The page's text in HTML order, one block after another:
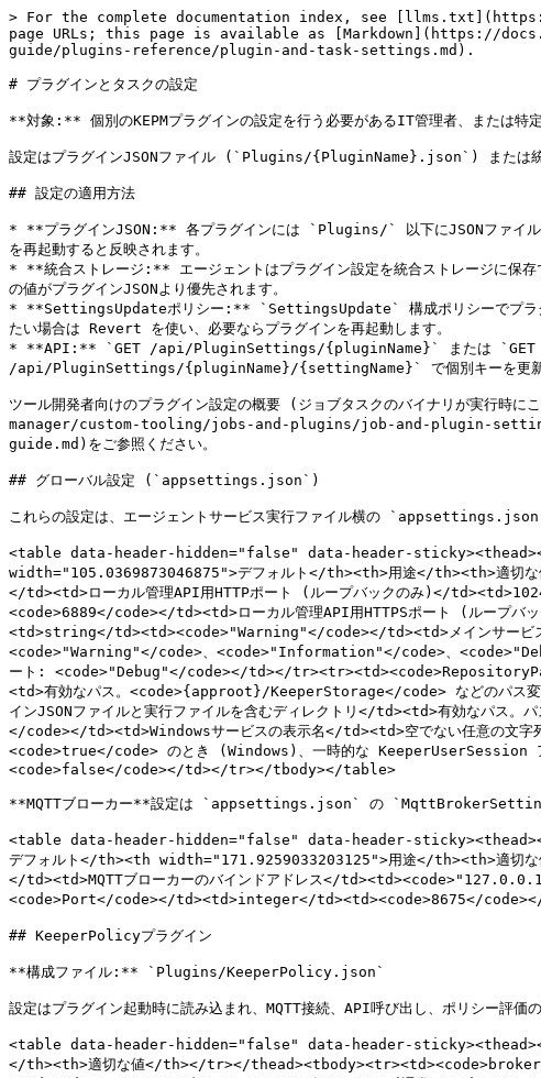
> For the complete documentation index, see [llms.txt](https://docs.keeper.io/llms.txt). Markdown versions of documentation pages are available by appending `.md` to page URLs; this page is available as [Markdown](https://docs.keeper.io/keeperpam/jp/endpoint-privilege-manager/custom-tooling/jobs-and-plugins/custom-plugin-guide/plugins-reference/plugin-and-task-settings.md).

# プラグインとタスクの設定

**対象:** 個別のKEPMプラグインの設定を行う必要があるIT管理者、または特定のジョブタスクに影響する設定を把握したい方。本ページでは各設定の**用途**、**型**、**デフォルト**、**適切な値**を示します。

設定はプラグインJSONファイル (`Plugins/{PluginName}.json`) または統合ストレージに保存できます。実行時は、Revertで元に戻すまで統合ストレージの値がプラグインJSONより優先されます。

## 設定の適用方法

* **プラグインJSON:** 各プラグインには `Plugins/` 以下にJSONファイルがあります (例: `Plugins/KeeperPolicy.json`)。設定はルートまたは `metadata` 配下に置けます。ファイルを編集しプラグインを再起動すると反映されます。
* **統合ストレージ:** エージェントはプラグイン設定を統合ストレージに保存できます。Revert (例: `POST /api/PluginSettings/{pluginName}/revert` または `revert-all`) を実行するまで、これらの値がプラグインJSONより優先されます。
* **SettingsUpdateポリシー:** `SettingsUpdate` 構成ポリシーでプラグインJSON全体をディスクに書き込めます。Configuration Policy Processor の実行後、実行時ストレージを新しいファイルに合わせたい場合は Revert を使い、必要ならプラグインを再起動します。
* **API:** `GET /api/PluginSettings/{pluginName}` または `GET /api/PluginSettings/{pluginName}/{settingName}` で設定を読み取り、`PUT /api/PluginSettings/{pluginName}/{settingName}` で個別キーを更新できます。値の形式はJSONです (文字列、数値、真偽値など)。

ツール開発者向けのプラグイン設定の概要 (ジョブタスクのバイナリが実行時にこのAPIでブローカー構成を読み取る方法を含む) については、[ジョブとプラグイン: 設定キー](/keeperpam/jp/endpoint-privilege-manager/custom-tooling/jobs-and-plugins/job-and-plugin-settings-keys.md)および[HTTPリファレンス](/keeperpam/jp/endpoint-privilege-manager/custom-tooling/http-reference-guide.md)をご参照ください。

## グローバル設定 (`appsettings.json`)

これらの設定は、エージェントサービス実行ファイル横の `appsettings.json` の `Settings` セクションにあり、サービス全体に適用されます。変更を反映するにはサービスの再起動が必要です。

<table data-header-hidden="false" data-header-sticky><thead><tr><th width="198.85186767578125">設定</th><th width="91.036865234375">型</th><th width="105.0369873046875">デフォルト</th><th>用途</th><th>適切な値</th></tr></thead><tbody><tr><td><code>KestrelHttpPort</code></td><td>integer</td><td><code>6888</code></td><td>ローカル管理API用HTTPポート (ループバックのみ)</td><td>1024–65535。マシン上で空いているポート</td></tr><tr><td><code>KestrelHttpsPort</code></td><td>integer</td><td><code>6889</code></td><td>ローカル管理API用HTTPSポート (ループバックのみ)</td><td>1024–65535。空いているポート</td></tr><tr><td><code>system.logging.level</code></td><td>string</td><td><code>"Warning"</code></td><td>メインサービスおよびKeeperLoggerフォールバックの最低ログレベル</td><td><code>"Critical"</code>、<code>"Error"</code>、<code>"Warning"</code>、<code>"Information"</code>、<code>"Debug"</code>、<code>"Trace"</code>。本番: <code>"Warning"</code> または <code>"Information"</code>。トラブルシュート: <code>"Debug"</code></td></tr><tr><td><code>RepositoryPath</code></td><td>string</td><td><code>"KeeperStorage"</code></td><td>システム構成の保存先ディレクトリ</td><td>有効なパス。<code>{approot}/KeeperStorage</code> などのパス変数可</td></tr><tr><td><code>PluginPath</code></td><td>string</td><td><code>"Plugins"</code></td><td>プラグインJSONファイルと実行ファイルを含むディレクトリ</td><td>有効なパス。パス変数可</td></tr><tr><td><code>ServiceName</code></td><td>string</td><td><code>"KeeperPrivilegeManager"</code></td><td>Windowsサービスの表示名</td><td>空でない任意の文字列</td></tr><tr><td><code>MaintainKeeperAccount</code></td><td>boolean</td><td><code>false</code></td><td><code>true</code> のとき (Windows)、一時的な KeeperUserSession アカウントをサービス再起動後も維持 (ハイブリッド Azure AD + Intune 向け)</td><td><code>true</code> または <code>false</code></td></tr></tbody></table>

**MQTTブローカー**設定は `appsettings.json` の `MqttBrokerSettings` にあります。

<table